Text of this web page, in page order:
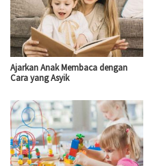
Ajarkan Anak Membaca dengan
Cara yang Asyik